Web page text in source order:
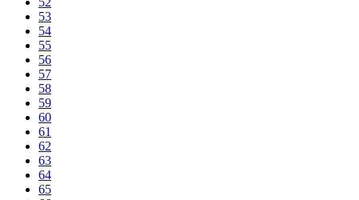
53
54
55
56
57
58
59
60
61
62
63
64
65